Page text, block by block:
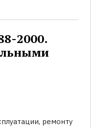
2000.
ремонту